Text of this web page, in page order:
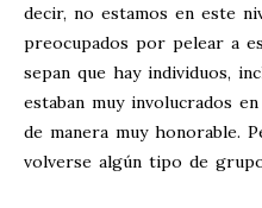
decir, no estamos en este
preocupados por pelear a
sepan que hay individuos,
estaban muy involucrados
de manera muy honorable.
volverse algún tipo de